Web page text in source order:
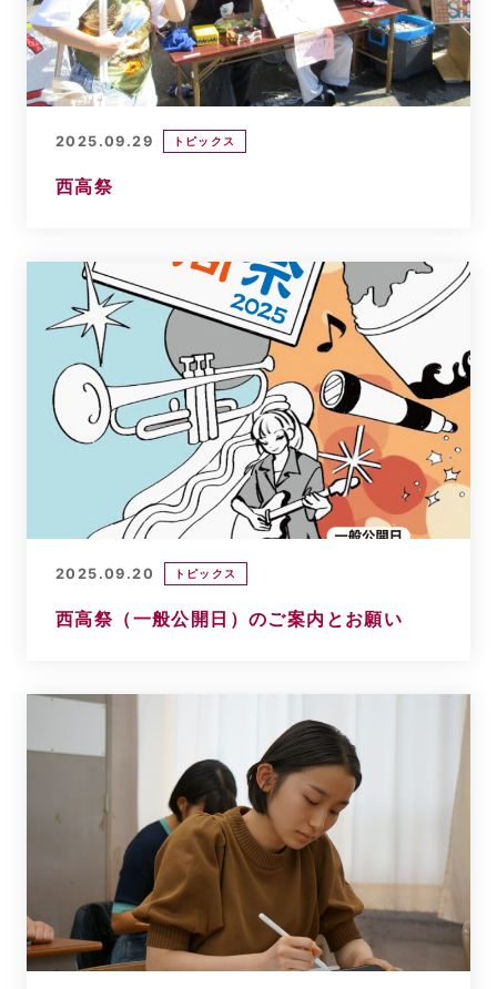
2025.09.29 トピックス
西高祭
2025.09.20 トピックス
西高祭（一般公開日）のご案内とお願い